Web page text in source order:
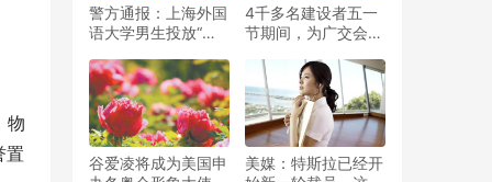
物
置
警方通报：上海外国
语大学男生投放“异
架牛磺酸泡腾片
4千多名建设者五一
节期间，为广交会展
奋战
谷爱凌将成为美国申
美媒：特斯拉已经开